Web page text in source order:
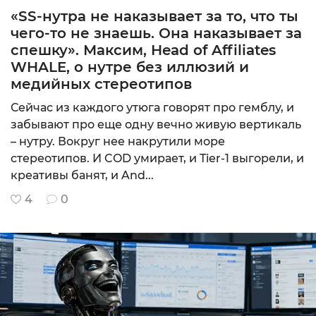
Подробнее
MIN: 3000 рублей,
10
Подробнее
MIN: €50
9.75
Подробнее
«SS-нутра не наказывает за то, что ты
чего-то не знаешь. Она наказывает за
спешку». Максим, Head of Affiliates
WHALE, о нутре без иллюзий и
медийных стереотипов
Сейчас из каждого утюга говорят про гемблу, и
забывают про еще одну вечно живую вертикаль
– нутру. Вокруг нее накрутили море
стереотипов. И COD умирает, и Tier-1 выгорели, и
креативы банят, и And...
4
0